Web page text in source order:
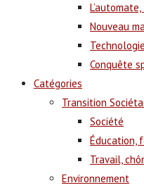
Nouveau
Conquête
Catégories
Transition
Société
Éducation,
Travail,
Environnement